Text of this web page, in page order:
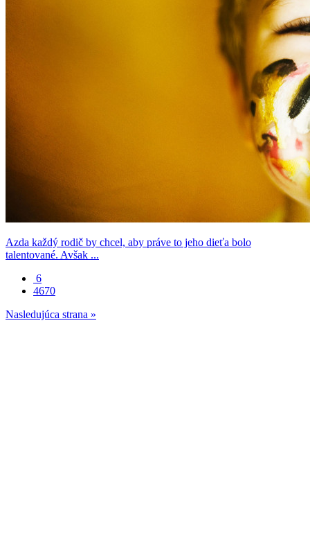
Azda každý rodič by chcel, aby práve to jeho dieťa bolo
talentované. Avšak ...
6
4670
Nasledujúca strana »